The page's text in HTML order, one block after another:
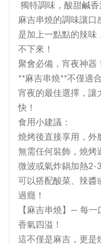
獨特調味，酸甜鹹香
麻吉串燒的調味讓口
是加上一點點的辣味
不下來！
聚會必備，宵夜神器
**麻吉串燒**不僅適
宵夜的最佳選擇，讓
快！
食用小建議：
燒烤後直接享用，外
無需任何裝飾，燒烤
微波或氣炸鍋加熱2-
可以搭配酸菜、辣醬
過癮！
【麻吉串燒】— 每一
香氣四溢！
這不僅是麻吉，更是